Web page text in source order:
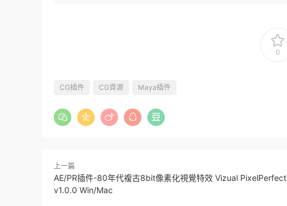
0
CG插件 CG資源 Maya插件
上一篇
AE/PR插件-80年代複古8bit像素化視覺特效 Vizual PixelPerfect
v1.0.0 Win/Mac